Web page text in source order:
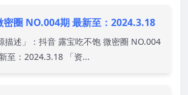
密圈 NO.004期 最新至：2024.3.18
描述」：抖音 露宝吃不饱 微密圈 NO.004
至：2024.3.18 「资...